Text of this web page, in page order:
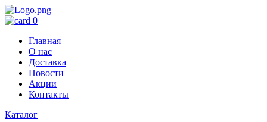
0
Главная
О нас
Доставка
Новости
Акции
Контакты
Каталог